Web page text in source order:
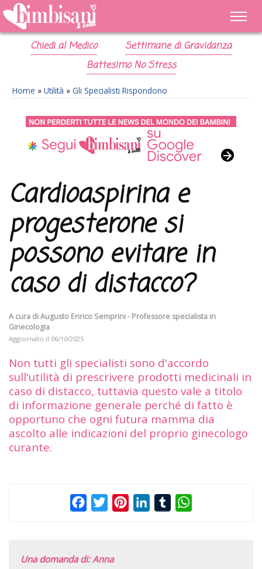
Chiedi al Medico
Settimane di Gravidanza
Battesimo No Stress
Home » Utilità » Gli Specialisti Rispondono
Cardioaspirina e
progesterone si
possono evitare in
caso di distacco?
A cura diAugusto Enrico Semprini - Professore specialista in
Ginecologia
Aggiornato il 06/10/2025
Non tutti gli specialisti sono d'accordo
sull'utilità di prescrivere prodotti medicinali in
caso di distacco, tuttavia questo vale a titolo
di informazione generale perché di fatto è
opportuno che ogni futura mamma dia
ascolto alle indicazioni del proprio ginecologo
curante.
FacebookTwitterPinterestLinkedInTumblr
Una domanda di: Anna